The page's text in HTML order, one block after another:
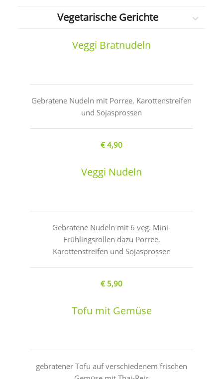
Vegetarische Gerichte
Veggi Bratnudeln
Gebratene Nudeln mit Porree, Karottenstreifen
und Sojasprossen
€ 4,90
Veggi Nudeln
Gebratene Nudeln mit 6 veg. Mini-
Frühlingsrollen dazu Porree,
Karottenstreifen und Sojasprossen
€ 5,90
Tofu mit Gemüse
gebratener Tofu auf verschiedenem frischen